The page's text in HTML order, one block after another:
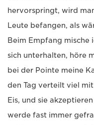
hervorspringt, wird
Leute befangen, als
Beim Empfang mische
sich unterhalten, höre
bei der Pointe meine
den Tag verteilt viel
Eis, und sie
werde fast immer